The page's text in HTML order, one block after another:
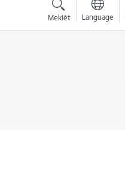
Meklēt Language